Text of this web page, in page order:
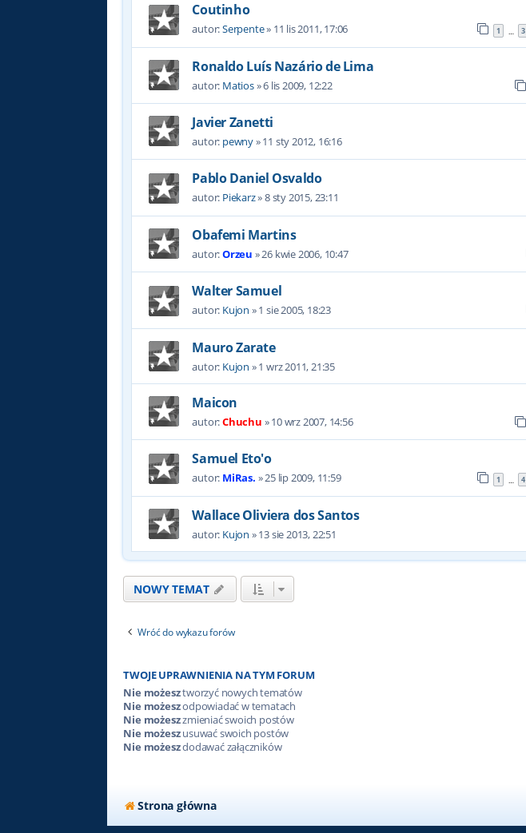
Coutinho
autor:Serpente» 11 lis 2011, 17:06 1 3
Ronaldo Luís Nazário de Lima
autor: Matios»6 lis 2009, 12:22
Javier Zanetti
autor: pewny»11 sty 2012, 16:16
Pablo Daniel Osvaldo
autor: Piekarz»8 sty 2015, 23:11
Obafemi Martins
autor:Orzeu »26 kwie 2006, 10:47
Walter Samuel
autor: Kujon »1 sie 2005, 18:23
Mauro Zarate
autor: Kujon »1 wrz 2011, 21:35
Maicon
autor:Chuchu »10 wrz 2007, 14:56
Samuel Eto'o
autor: MiRas. »25 lip 2009, 11:59 1 4
Wallace Oliviera dos Santos
autor: Kujon »13 sie 2013, 22:51
NOWY TEMAT
Wróć do wykazu forów
TWOJE UPRAWNIENIA NA TYM FORUM
Nie możesztworzyć nowych tematów
Nie możeszodpowiadać w tematach
Nie możeszzmieniać swoich postów
Nie możeszusuwać swoich postów
Nie możeszdodawać załączników
Strona główna